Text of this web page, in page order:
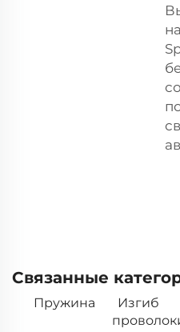
Связанные
Пружина
Изгиб